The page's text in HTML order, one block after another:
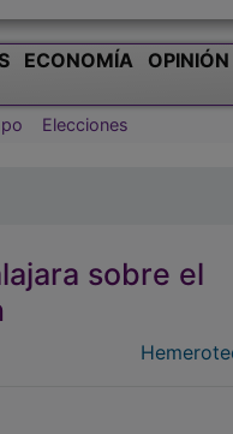
ECONOMÍA OPINIÓN
Elecciones
sobre el